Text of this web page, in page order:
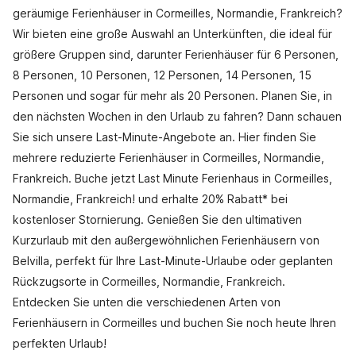
geräumige Ferienhäuser in Cormeilles, Normandie, Frankreich?
Wir bieten eine große Auswahl an Unterkünften, die ideal für
größere Gruppen sind, darunter Ferienhäuser für 6 Personen,
8 Personen, 10 Personen, 12 Personen, 14 Personen, 15
Personen und sogar für mehr als 20 Personen. Planen Sie, in
den nächsten Wochen in den Urlaub zu fahren? Dann schauen
Sie sich unsere Last-Minute-Angebote an. Hier finden Sie
mehrere reduzierte Ferienhäuser in Cormeilles, Normandie,
Frankreich. Buche jetzt Last Minute Ferienhaus in Cormeilles,
Normandie, Frankreich! und erhalte 20% Rabatt* bei
kostenloser Stornierung. Genießen Sie den ultimativen
Kurzurlaub mit den außergewöhnlichen Ferienhäusern von
Belvilla, perfekt für Ihre Last-Minute-Urlaube oder geplanten
Rückzugsorte in Cormeilles, Normandie, Frankreich.
Entdecken Sie unten die verschiedenen Arten von
Ferienhäusern in Cormeilles und buchen Sie noch heute Ihren
perfekten Urlaub!